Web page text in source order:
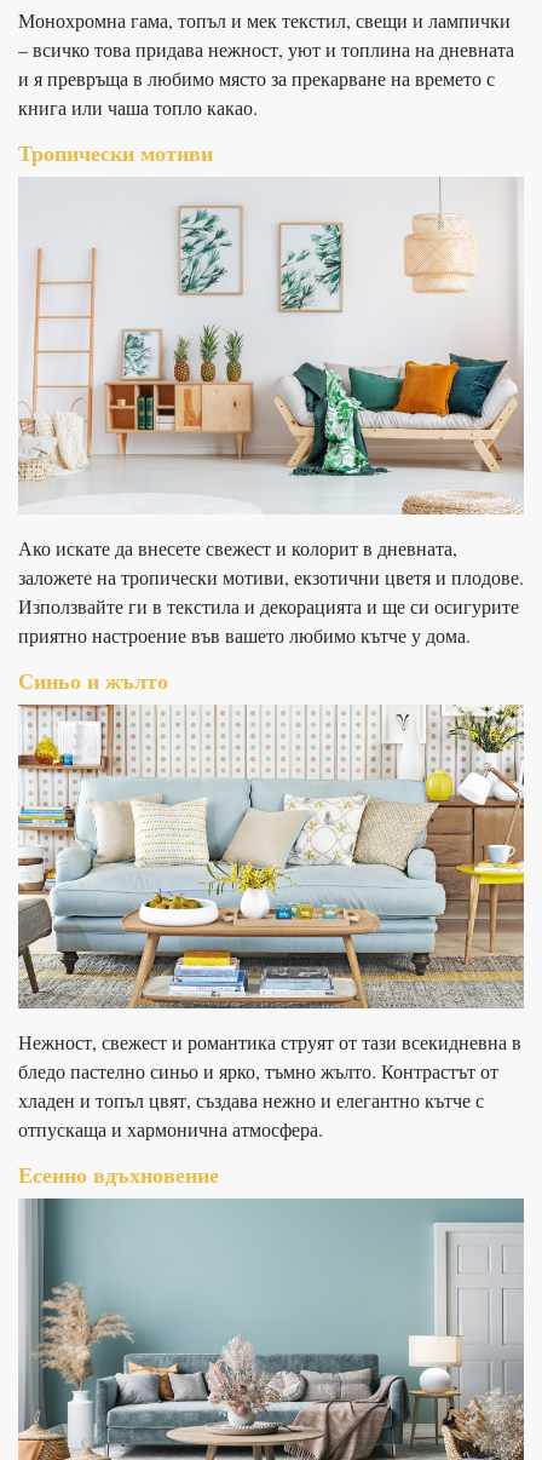
Монохромна гама, топъл и мек текстил, свещи и лампички
– всичко това придава нежност, уют и топлина на дневната
и я превръща в любимо място за прекарване на времето с
книга или чаша топло какао.
Тропически мотиви
Ако искате да внесете свежест и колорит в дневната,
заложете на тропически мотиви, екзотични цветя и плодове.
Използвайте ги в текстила и декорацията и ще си осигурите
приятно настроение във вашето любимо кътче у дома.
Синьо и жълто
Нежност, свежест и романтика струят от тази всекидневна в
бледо пастелно синьо и ярко, тъмно жълто. Контрастът от
хладен и топъл цвят, създава нежно и елегантно кътче с
отпускаща и хармонична атмосфера.
Есенно вдъхновение